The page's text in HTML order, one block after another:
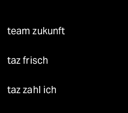
team zukunft
taz frisch
taz zahl ich